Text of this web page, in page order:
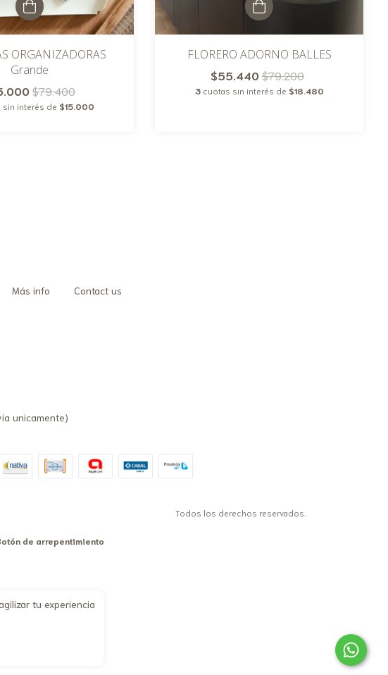
tu experiencia
ORGANIZADORAS
Grande
$79.400
sin interés de $15.000
FLORERO ADORNO BALLES
$55.440 $79.200
3 cuotas sin interés de $18.480
Más info Contact us
unicamente)
Todos los derechos reservados.
de arrepentimiento